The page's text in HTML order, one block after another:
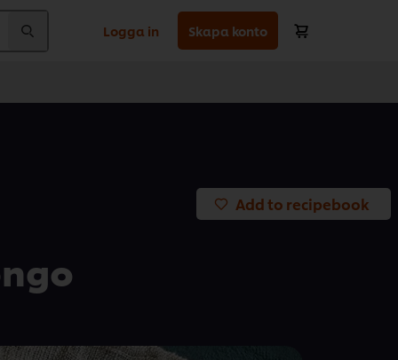
Logga in Skapa konto
Add to recipebook